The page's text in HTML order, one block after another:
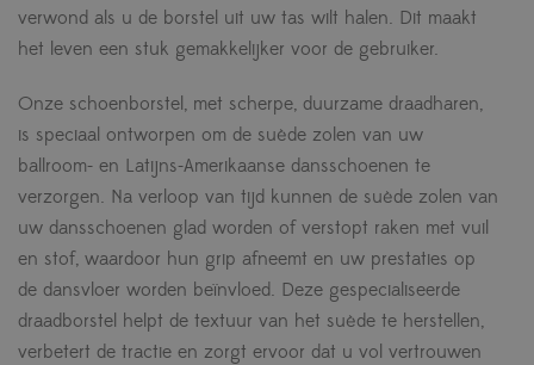
verwond als u de borstel uit uw tas wilt halen. Dit maakt
het leven een stuk gemakkelijker voor de gebruiker.
Onze schoenborstel, met scherpe, duurzame draadharen,
is speciaal ontworpen om de suède zolen van uw
ballroom- en Latijns-Amerikaanse dansschoenen te
verzorgen. Na verloop van tijd kunnen de suède zolen van
uw dansschoenen glad worden of verstopt raken met vuil
en stof, waardoor hun grip afneemt en uw prestaties op
de dansvloer worden beïnvloed. Deze gespecialiseerde
draadborstel helpt de textuur van het suède te herstellen,
verbetert de tractie en zorgt ervoor dat u vol vertrouwen